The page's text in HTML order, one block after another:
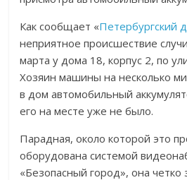
Как сообщает «Петербургский
неприятное происшествие
марта у дома 18, корпус 2, по
Хозяин машины на несколько
в дом автомобильный
его на месте уже не было.
Парадная, около которой это
оборудована системой
«Безопасный город», она четко